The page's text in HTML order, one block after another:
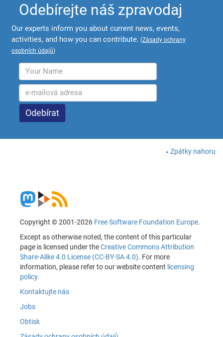
Odebírejte náš zpravodaj
Our experts inform you about current news, events,
activities, and how you can contribute. (Zásady ochrany
osobních údajů)
Zpátky nahoru
Copyright © 2001-2026 Free Software Foundation Europe.
Except as otherwise noted, the content of this particular
page is licensed under theCreative Commons Attribution
Share-Alike 4.0 License (CC-BY-SA 4.0). For more
information, please refer to our website content licensing
policy.
Kontaktujte nás
Jobs
Obtisk